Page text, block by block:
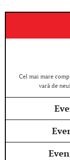
Cel mai mare
vară de